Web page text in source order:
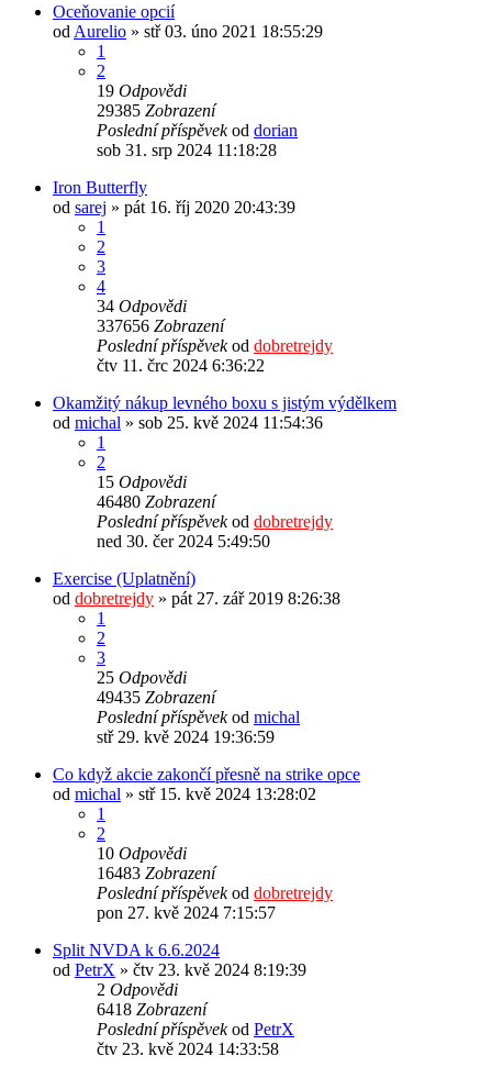
Oceňovanie opcií
od Aurelio » stř 03. úno 2021 18:55:29
1
2
19 Odpovědi
29385 Zobrazení
Poslední příspěvekod dorian
sob 31. srp 2024 11:18:28
Iron Butterfly
od sarej » pát 16. říj 2020 20:43:39
1
2
3
4
34 Odpovědi
337656 Zobrazení
Poslední příspěvekod dobretrejdy
čtv 11. črc 2024 6:36:22
Okamžitý nákup levného boxu s jistým výdělkem
od michal » sob 25. kvě 2024 11:54:36
1
2
15 Odpovědi
46480 Zobrazení
Poslední příspěvekod dobretrejdy
ned 30. čer 2024 5:49:50
Exercise (Uplatnění)
od dobretrejdy » pát 27. zář 2019 8:26:38
1
2
3
25 Odpovědi
49435 Zobrazení
Poslední příspěvekod michal
stř 29. kvě 2024 19:36:59
Co když akcie zakončí přesně na strike opce
od michal » stř 15. kvě 2024 13:28:02
1
2
10 Odpovědi
16483 Zobrazení
Poslední příspěvekod dobretrejdy
pon 27. kvě 2024 7:15:57
Split NVDA k 6.6.2024
od PetrX » čtv 23. kvě 2024 8:19:39
2 Odpovědi
6418 Zobrazení
Poslední příspěvekod PetrX
čtv 23. kvě 2024 14:33:58